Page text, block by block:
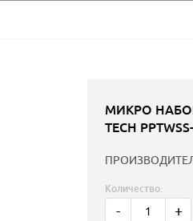
МИКРО
TECH
Количество:
- +